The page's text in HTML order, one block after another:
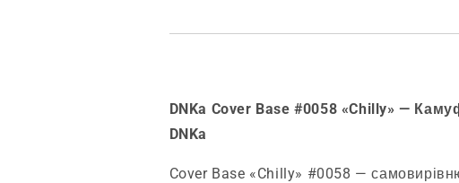
DNKa Cover Base #0058 «Chilly» —
DNKa
Cover Base «Chilly» #0058 —